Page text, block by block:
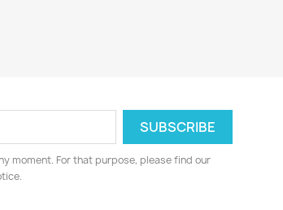
moment. For that purpose, please find our